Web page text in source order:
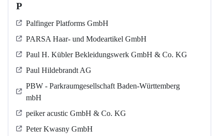
P
Palfinger Platforms GmbH
PARSA Haar- und Modeartikel GmbH
Paul H. Kübler Bekleidungswerk GmbH & Co. KG
Paul Hildebrandt AG
PBW - Parkraumgesellschaft Baden-Württemberg
mbH
peiker acustic GmbH & Co. KG
Peter Kwasny GmbH